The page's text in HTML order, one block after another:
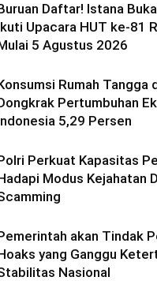
Daftar! Istana
Upacara HUT ke-81
5 Agustus 2026
Rumah Tangga
Pertumbuhan
5,29 Persen
Perkuat Kapasitas
Modus Kejahatan
akan Tindak
yang Ganggu
Nasional